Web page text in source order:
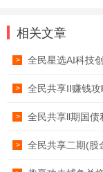
相关文章
> 全民星选AI科技
> 全民共享II赚钱
> 全民共享ll期国
> 全民共享二期(股